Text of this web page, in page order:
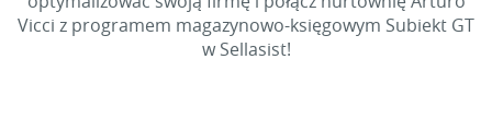
Vicci z programem magazynowo-księgowym Subiekt GT
w Sellasist!